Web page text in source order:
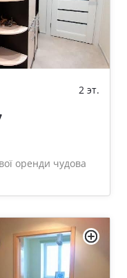
2 эт.
оренди чудова